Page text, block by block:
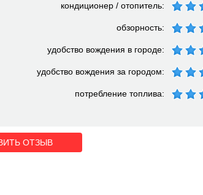
кондиционер / отопитель:
обзорность:
удобство вождения в городе:
удобство вождения за городом:
потребление топлива:
ОТЗЫВ